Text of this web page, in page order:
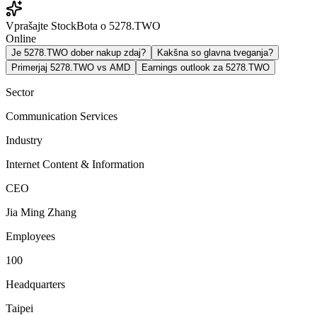
Vprašajte StockBota o 5278.TWO
Online
Je 5278.TWO dober nakup zdaj?
Kakšna so glavna tveganja?
Primerjaj 5278.TWO vs AMD
Earnings outlook za 5278.TWO
Sector
Communication Services
Industry
Internet Content & Information
CEO
Jia Ming Zhang
Employees
100
Headquarters
Taipei